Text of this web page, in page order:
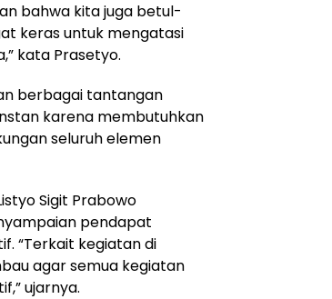
bahwa kita juga betul-
keras untuk mengatasi
kata Prasetyo.
berbagai tantangan
karena membutuhkan
seluruh elemen
Sigit Prabowo
pendapat
“Terkait kegiatan di
agar semua kegiatan
ujarnya.